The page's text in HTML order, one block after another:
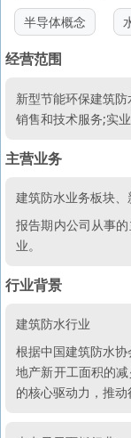
半导体概念
经营范围
新型节能环保建筑
销售和技术服务;实
主营业务
建筑防水业务板块
报告期内公司从事
业。
行业背景
建筑防水行业
根据中国建筑防水
地产新开工面积的
的核心驱动力，推动